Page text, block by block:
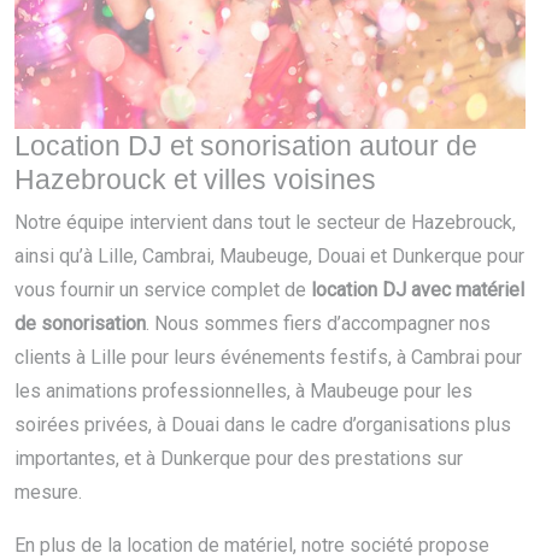
Location DJ et sonorisation autour de
Hazebrouck et villes voisines
Notre équipe intervient dans tout le secteur de Hazebrouck,
ainsi qu’à Lille, Cambrai, Maubeuge, Douai et Dunkerque pour
vous fournir un service complet de location DJ avec matériel
de sonorisation. Nous sommes fiers d’accompagner nos
clients à Lille pour leurs événements festifs, à Cambrai pour
les animations professionnelles, à Maubeuge pour les
soirées privées, à Douai dans le cadre d’organisations plus
importantes, et à Dunkerque pour des prestations sur
mesure.
En plus de la location de matériel, notre société propose